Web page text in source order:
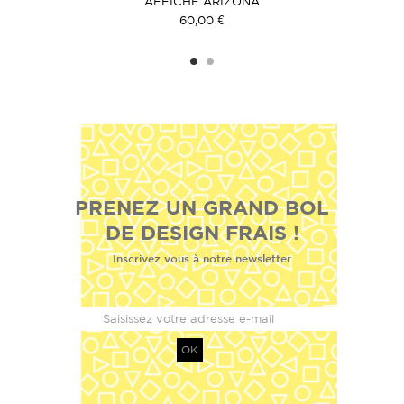
60,00 €
PRENEZ UN GRAND BOL
DE DESIGN FRAIS !
Inscrivez vous à notre newsletter
OK